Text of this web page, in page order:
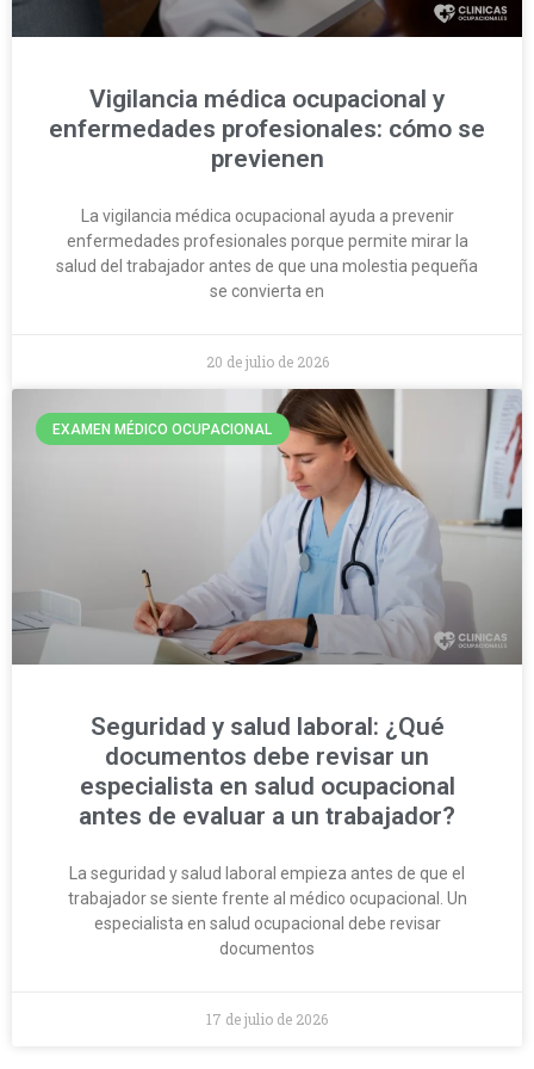
Vigilancia médica ocupacional y
enfermedades profesionales: cómo se
previenen
La vigilancia médica ocupacional ayuda a prevenir
enfermedades profesionales porque permite mirar la
salud del trabajador antes de que una molestia pequeña
se convierta en
20 de julio de 2026
EXAMEN MÉDICO OCUPACIONAL
Seguridad y salud laboral: ¿Qué
documentos debe revisar un
especialista en salud ocupacional
antes de evaluar a un trabajador?
La seguridad y salud laboral empieza antes de que el
trabajador se siente frente al médico ocupacional. Un
especialista en salud ocupacional debe revisar
documentos
17 de julio de 2026